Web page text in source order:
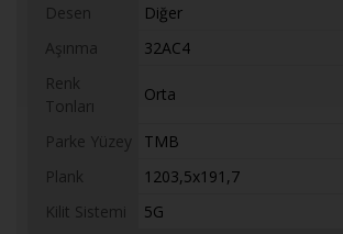
Desen
Diğer
Aşınma
32AC4
Renk
Tonları
Orta
Parke Yüzey
TMB
Plank
1203,5x191,7
Kilit Sistemi
5G